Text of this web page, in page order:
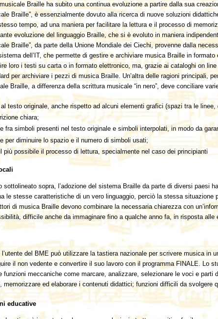
musicale Braille ha subito una continua evoluzione a partire dalla sua
Braille”, è essenzialmente dovuto alla ricerca di nuove soluzioni
tempo, ad una maniera per facilitare la lettura e il processo di
evoluzione del linguaggio Braille, che si è evoluto in maniera
Braille”, da parte della Unione Mondiale dei Ciechi, provenne dalla
dell’IT, che permette di gestire e archiviare musica Braille in
loro i testi su carta o in formato elettronico, ma, grazie ai cataloghi on
per archiviare i pezzi di musica Braille. Un’altra delle ragioni principali,
Braille, a differenza della scrittura musicale “in nero”, deve conciliare
testo originale, anche rispetto ad alcuni elementi grafici (spazi tra le linee,
chiara;
fra simboli presenti nel testo originale e simboli interpolati, in modo da
per diminuire lo spazio e il numero di simboli usati;
più possibile il processo di lettura, specialmente nel caso dei principianti
sottolineato sopra, l’adozione del sistema Braille da parte di diversi paesi
le stesse caratteristiche di un vero linguaggio, perciò la stessa
di musica Braille devono combinare la necessaria chiarezza con
difficile anche da immaginare fino a qualche anno fa, in risposta
del BME può utilizzare la tastiera nazionale per scrivere musica
il non vedente e convertire il suo lavoro con il programma FINALE. Lo
funzioni meccaniche come marcare, analizzare, selezionare le voci e
memorizzare ed elaborare i contenuti didattici; funzioni difficili da svolgere
educative